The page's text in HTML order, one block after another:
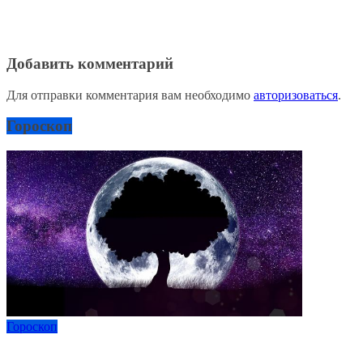
Добавить комментарий
Для отправки комментария вам необходимо авторизоваться.
Гороскоп
Гороскоп